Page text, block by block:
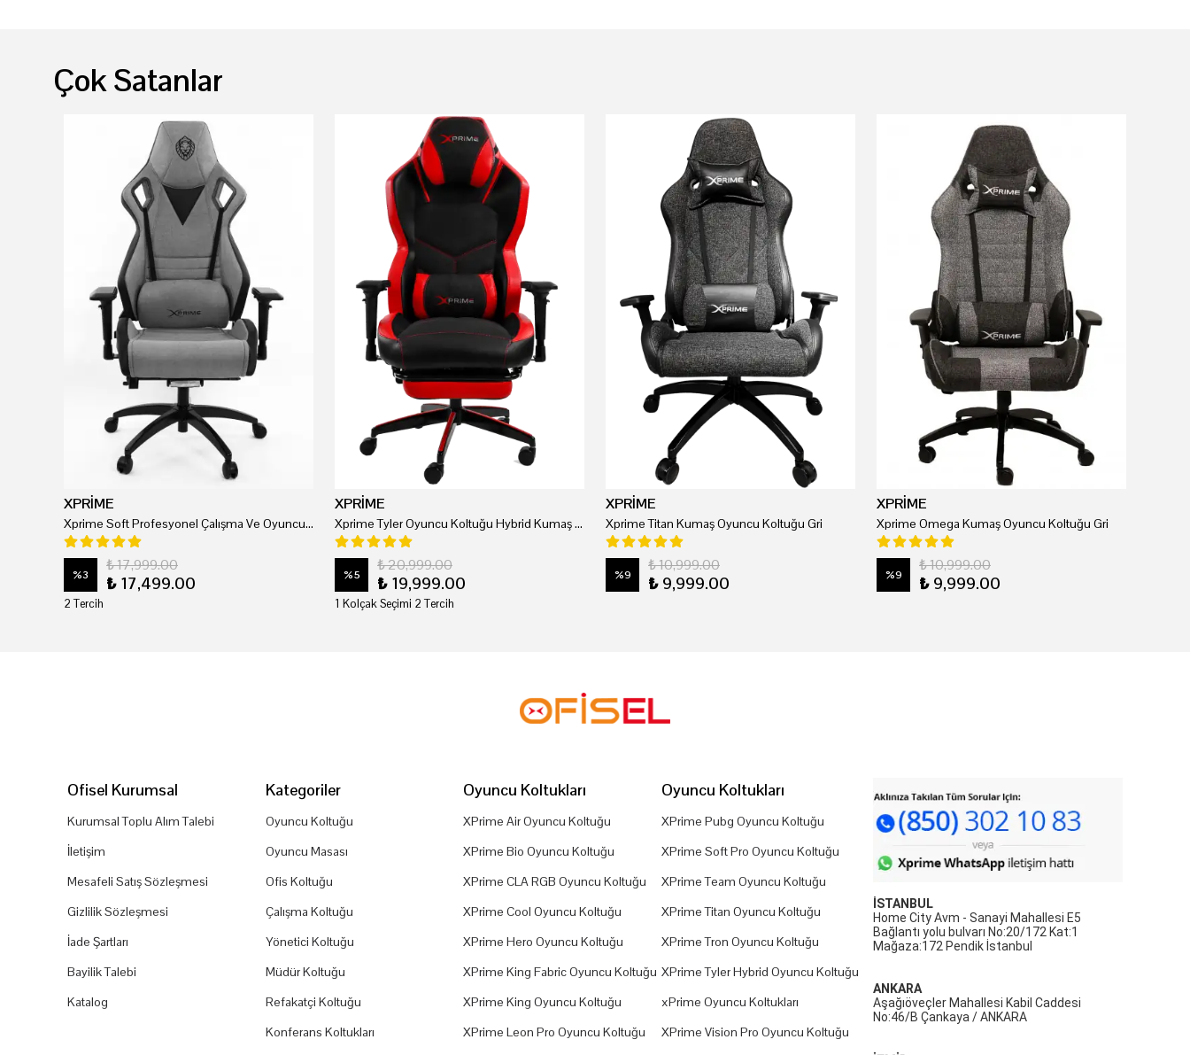
Çok Satanlar
XPRİME
Xprime Soft Profesyonel Çalışma Ve Oyuncu Koltuğu
%3
₺ 17,999.00
₺ 17,499.00
2 Tercih
XPRİME
Xprime Tyler Oyuncu Koltuğu Hybrid Kumaş Kırmızı
%5
₺ 20,999.00
₺ 19,999.00
1 Kolçak Seçimi 2 Tercih
XPRİME
Xprime Titan Kumaş Oyuncu Koltuğu Gri
%9
₺ 10,999.00
₺ 9,999.00
XPRİME
Xprime Omega Kumaş Oyuncu Koltuğu Gri
%9
₺ 10,999.00
₺ 9,999.00
Ofisel Kurumsal
Kurumsal Toplu Alım Talebi
İletişim
Mesafeli Satış Sözleşmesi
Gizlilik Sözleşmesi
İade Şartları
Bayilik Talebi
Katalog
Kategoriler
Oyuncu Koltuğu
Oyuncu Masası
Ofis Koltuğu
Çalışma Koltuğu
Yönetici Koltuğu
Müdür Koltuğu
Refakatçi Koltuğu
Konferans Koltukları
Oyuncu Koltukları
XPrime Air Oyuncu Koltuğu
XPrime Bio Oyuncu Koltuğu
XPrime CLA RGB Oyuncu Koltuğu
XPrime Cool Oyuncu Koltuğu
XPrime Hero Oyuncu Koltuğu
XPrime King Fabric Oyuncu Koltuğu
XPrime King Oyuncu Koltuğu
XPrime Leon Pro Oyuncu Koltuğu
Oyuncu Koltukları
XPrime Pubg Oyuncu Koltuğu
XPrime Soft Pro Oyuncu Koltuğu
XPrime Team Oyuncu Koltuğu
XPrime Titan Oyuncu Koltuğu
XPrime Tron Oyuncu Koltuğu
XPrime Tyler Hybrid Oyuncu Koltuğu
xPrime Oyuncu Koltukları
XPrime Vision Pro Oyuncu Koltuğu
İSTANBUL
Home City Avm - Sanayi Mahallesi E5
Bağlantı yolu bulvarı No:20/172 Kat:1
Mağaza:172 Pendik İstanbul
ANKARA
Aşağıöveçler Mahallesi Kabil Caddesi
No:46/B Çankaya / ANKARA